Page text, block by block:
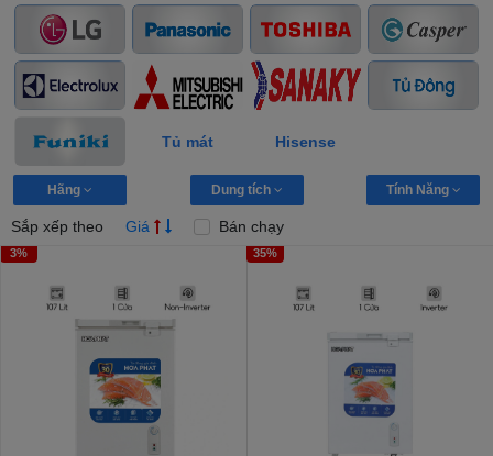
Tủ mát Hisense
Hãng Dung tích Tính Năng
Sắp xếp theo Giá Bán chạy
3% 35%